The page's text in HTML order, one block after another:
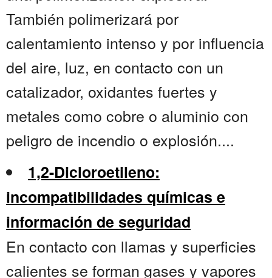
También polimerizará por
calentamiento intenso y por influencia
del aire, luz, en contacto con un
catalizador, oxidantes fuertes y
metales como cobre o aluminio con
peligro de incendio o explosión....
1,2-Dicloroetileno:
incompatibilidades químicas e
información de seguridad
En contacto con llamas y superficies
calientes se forman gases y vapores